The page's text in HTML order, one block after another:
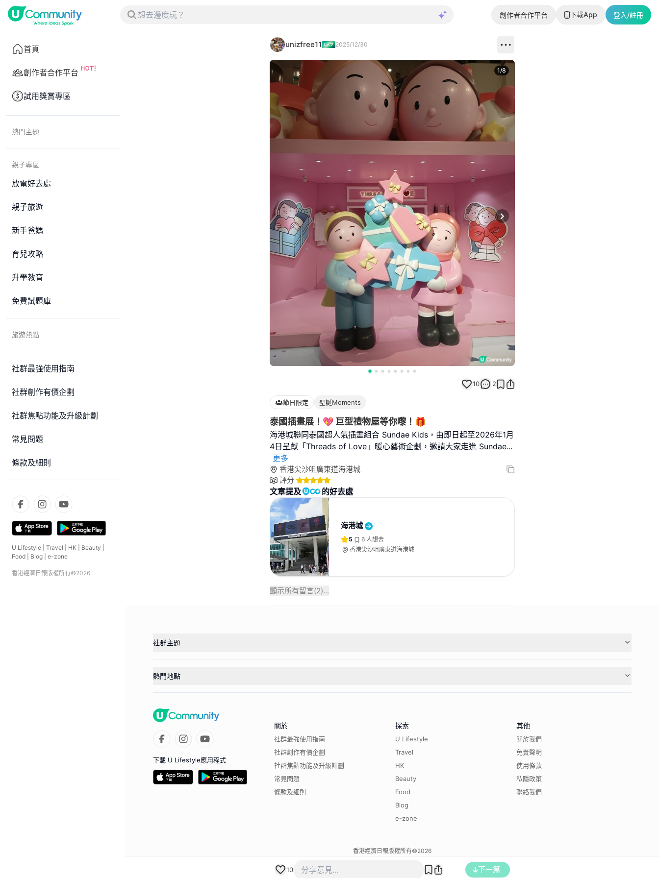
創作者合作平台 下載App 登入/註冊
首頁
創作者合作平台
試用獎賞專區
熱門主題
親子專區
放電好去處
親子旅遊
新手爸媽
育兒攻略
升學教育
免費試題庫
旅遊熱點
社群最強使用指南
社群創作有價企劃
社群焦點功能及升級計劃
常見問題
條款及細則
U Lifestyle Travel HK Beauty
Food
Blog e-zone
香港經濟日報版權所有©2026
unizfree11 2025/12/30
Next slide
1/8
10 2
節日限定 聖誕Moments
泰國插畫展！💖 巨型禮物屋等你嚟！🎁
海港城聯同泰國超人氣插畫組合 Sundae Kids，由即日起至2026年1月
4日呈獻「Threads of Love」暖心藝術企劃，邀請大家走進 Sundae...
更多
香港尖沙咀廣東道海港城
評分
文章提及 的好去處
海港城
5 6 人想去
香港尖沙咀廣東道海港城
顯示所有留言(2)...
10 下一篇
社群主題
熱門地點
下載 U Lifestyle應用程式
關於
社群最強使用指南
社群創作有價企劃
社群焦點功能及升級計劃
常見問題
條款及細則
探索
U Lifestyle
Travel
HK
Beauty
Food
Blog
e-zone
其他
關於我們
免責聲明
使用條款
私隱政策
聯絡我們
香港經濟日報版權所有©2026